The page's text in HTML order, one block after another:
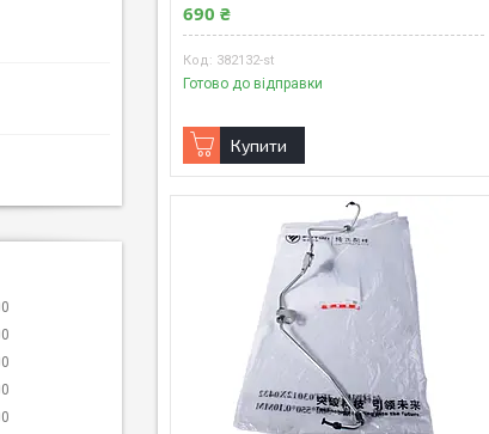
690 ₴
382132-st
Готово до відправки
Купити